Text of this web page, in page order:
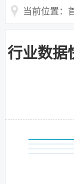
当前位置：
行业数据